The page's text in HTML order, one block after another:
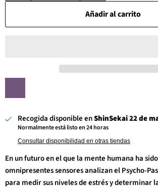
Añadir al carrito
Recogida disponible enShinSekai 22 de
Normalmente está listo en 24 horas
Consultar disponibilidad en otras tiendas
En un futuro en el que la mente humana ha
omnipresentes sensores analizan el Psycho-
para medir sus niveles de estrés y determinar